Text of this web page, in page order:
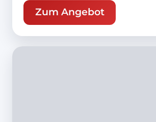
Zum Angebot